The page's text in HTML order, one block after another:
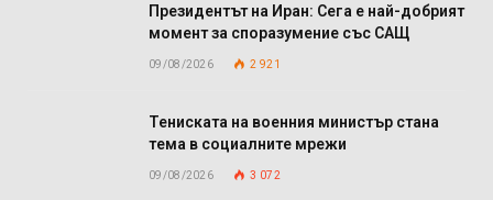
Президентът на Иран: Сега е най-добрият
момент за споразумение със САЩ
09/08/2026 2 921
Тениската на военния министър стана
тема в социалните мрежи
09/08/2026 3 072